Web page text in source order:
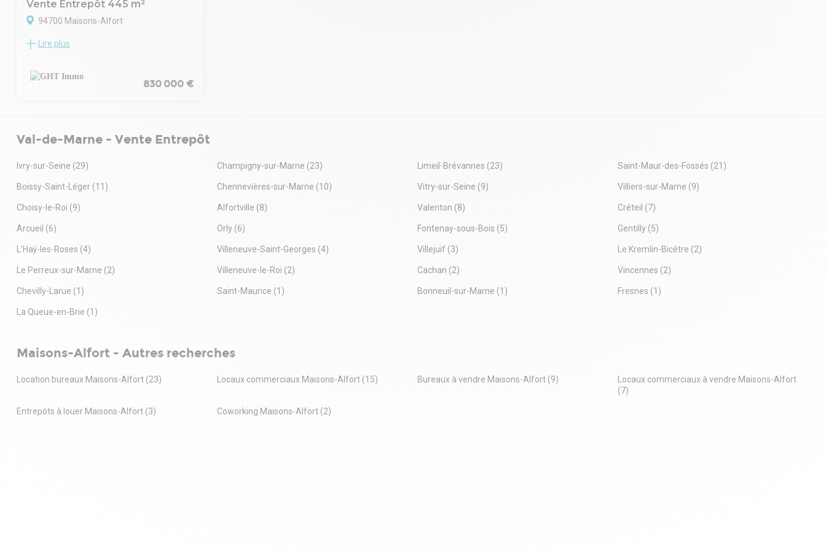
Vente Entrepôt 445 m²
94700 Maisons-Alfort
GHT IMMO vous propose à la vente un
225 m² de surface de stockage
220 m² de bureaux
48 93 81 23 - Plus d'informations sur
Lire plus
830 000 €
Val-de-Marne - Vente Entrepôt
Ivry-sur-Seine (29) Champigny-sur-Marne (23) Limeil-Brévannes (23) Saint-Maur-des-Fossés (21)
Boissy-Saint-Léger (11) Chennevières-sur-Marne (10) Vitry-sur-Seine (9) Villiers-sur-Marne (9)
Choisy-le-Roi (9) Alfortville (8) Valenton (8) Créteil (7)
Arcueil (6) Orly (6) Fontenay-sous-Bois (5) Gentilly (5)
L'Haÿ-les-Roses (4) Villeneuve-Saint-Georges (4) Villejuif (3) Le Kremlin-Bicêtre (2)
Le Perreux-sur-Marne (2) Villeneuve-le-Roi (2) Cachan (2) Vincennes (2)
Chevilly-Larue (1) Saint-Maurice (1) Bonneuil-sur-Marne (1) Fresnes (1)
La Queue-en-Brie (1)
Maisons-Alfort - Autres recherches
Location bureaux Maisons-Alfort (23) Locaux commerciaux Maisons-Alfort (15) Bureaux à vendre Maisons-Alfort (9)
Locaux commerciaux à vendre Maisons-Alfort
(7)
Entrepôts à louer Maisons-Alfort (3) Coworking Maisons-Alfort (2)